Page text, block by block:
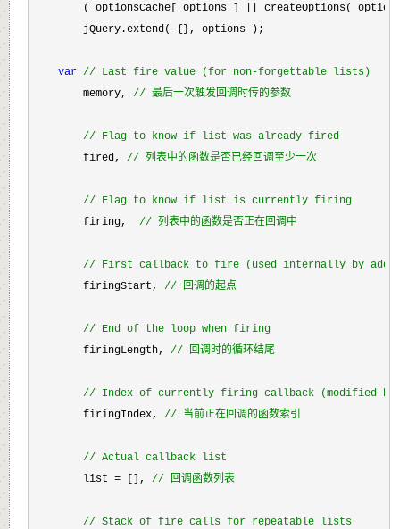
        ( optionsCache[ options ]
createOptions(
        jQuery.extend( {}, options );
var // Last fire value (for non-forgettable lists)
        memory,
// 最后一次触发回调时传的参数
// Flag to know if list was already fired
        fired,
// 列表中的函数是否已经回调至少一次
// Flag to know if list is currently firing
        firing,
// 列表中的函数是否正在回调中
// First callback to fire (used internally by add
        firingStart,
// 回调的起点
// End of the loop when firing
        firingLength,
// 回调时的循环结尾
// Index of currently firing callback (modified by
        firingIndex,
// 当前正在回调的函数索引
// Actual callback list
        list = [],
// 回调函数列表
// Stack of fire calls for repeatable lists